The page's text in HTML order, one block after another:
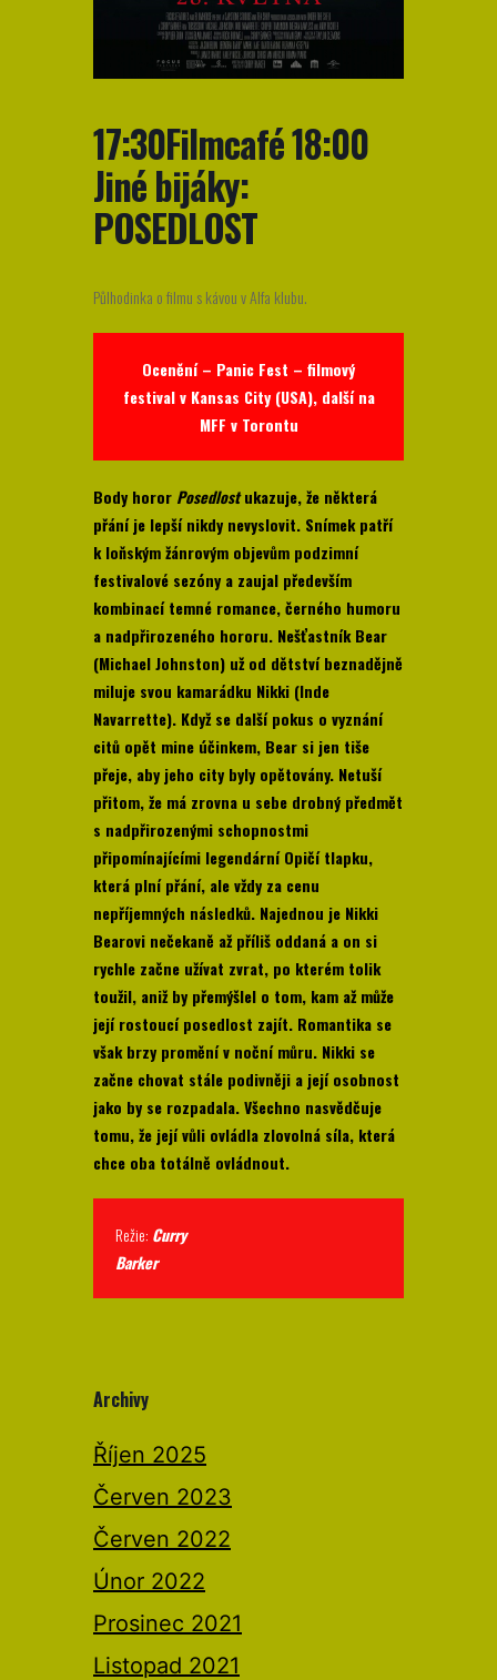
17:30Filmcafé 18:00
Jiné bijáky:
POSEDLOST
Půlhodinka o filmu s kávou v Alfa klubu.
Ocenění – Panic Fest – filmový
festival v Kansas City (USA), další na
MFF v Torontu
Body horor Posedlostukazuje, že některá
přání je lepší nikdy nevyslovit. Snímek patří
k loňským žánrovým objevům podzimní
festivalové sezóny a zaujal především
kombinací temné romance, černého humoru
a nadpřirozeného hororu. Nešťastník Bear
(Michael Johnston) už od dětství beznadějně
miluje svou kamarádku Nikki (Inde
Navarrette). Když se další pokus o vyznání
citů opět mine účinkem, Bear si jen tiše
přeje, aby jeho city byly opětovány. Netuší
přitom, že má zrovna u sebe drobný předmět
s nadpřirozenými schopnostmi
připomínajícími legendární Opičí tlapku,
která plní přání, ale vždy za cenu
nepříjemných následků. Najednou je Nikki
Bearovi nečekaně až příliš oddaná a on si
rychle začne užívat zvrat, po kterém tolik
toužil, aniž by přemýšlel o tom, kam až může
její rostoucí posedlost zajít. Romantika se
však brzy promění v noční můru. Nikki se
začne chovat stále podivněji a její osobnost
jako by se rozpadala. Všechno nasvědčuje
tomu, že její vůli ovládla zlovolná síla, která
chce oba totálně ovládnout.
Režie: Curry
Barker
Archivy
Říjen 2025
Červen 2023
Červen 2022
Únor 2022
Prosinec 2021
Listopad 2021